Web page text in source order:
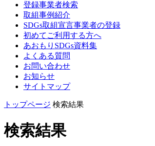
登録事業者検索
取組事例紹介
SDGs取組宣言事業者の登録
初めてご利用する方へ
あおもりSDGs資料集
よくある質問
お問い合わせ
お知らせ
サイトマップ
トップページ 検索結果
検索結果